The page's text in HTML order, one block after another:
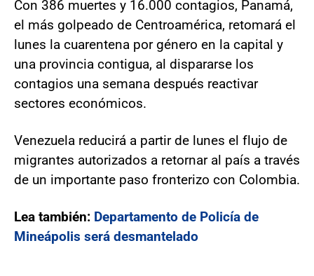
Con 386 muertes y 16.000 contagios, Panamá,
el más golpeado de Centroamérica, retomará el
lunes la cuarentena por género en la capital y
una provincia contigua, al dispararse los
contagios una semana después reactivar
sectores económicos.
Venezuela reducirá a partir de lunes el flujo de
migrantes autorizados a retornar al país a través
de un importante paso fronterizo con Colombia.
Lea también: Departamento de Policía de
Mineápolis será desmantelado